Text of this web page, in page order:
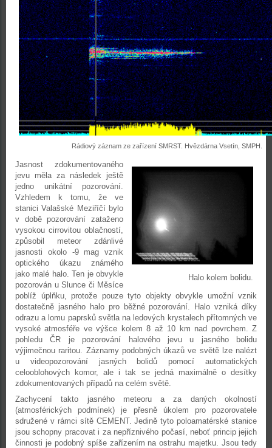
Rádiový záznam ze zařízení SMRST. Hvězdárna Vsetín, SMPH.
Halo kolem bolidu.
Jasnost zdokumentovaného
jevu měla za následek ještě
jedno unikátní pozorování.
Vzhledem k tomu, že ve
stanici Valašské Meziříčí bylo
v době pozorování zataženo
vysokou cirrovitou oblačností,
způsobil meteor zdánlivé
jasnosti okolo -9 mag vznik
optického úkazu známého
jako malé halo. Ten je obvykle
pozorován u Slunce či Měsíce
poblíž úplňku, protože pouze tyto objekty obvykle umožní vznik
dostatečně jasného halo pro běžné pozorování. Halo vzniká díky
odrazu a lomu paprsků světla na ledových krystalech přítomných ve
vysoké atmosféře ve výšce kolem 8 až 10 km nad povrchem. Z
pohledu ČR je pozorování halového jevu u jasného bolidu
výjimečnou raritou. Záznamy podobných úkazů ve světě lze nalézt
u videopozorování jasných bolidů pomocí automatických
celooblohových komor, ale i tak se jedná maximálně o desítky
zdokumentovaných případů na celém světě.
Zachycení takto jasného meteoru a za daných okolností
(atmosférických podmínek) je přesně úkolem pro pozorovatele
sdružené v rámci sítě CEMENT. Jedině tyto poloamatérské stanice
jsou schopny pracovat i za nepříznivého počasí, neboť princip jejich
činnosti je podobný spíše zařízením na ostrahu majetku. Jsou tedy